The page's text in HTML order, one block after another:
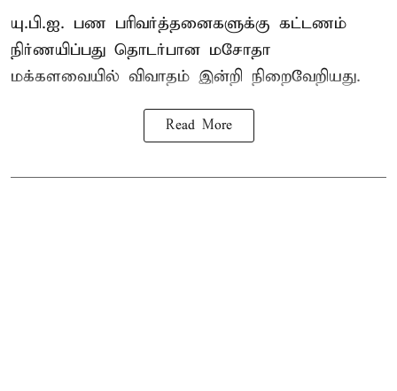
யு.பி.ஐ. பண பரிவர்த்தனைகளுக்கு கட்டணம்
நிர்ணயிப்பது தொடர்பான மசோதா
மக்களவையில் விவாதம் இன்றி நிறைவேறியது.
Read More